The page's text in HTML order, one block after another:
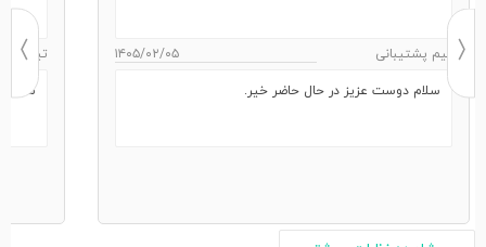
تیم پشتیبانی ۱۴۰۵/۰۲/۰۵
سلام دوست عزیز در حال حاضر خیر.
تیم
سلام